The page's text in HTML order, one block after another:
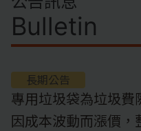
Bulletin
長期公告
專用垃圾袋為垃圾費
因成本波動而漲價，